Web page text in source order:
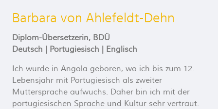
Barbara von Ahlefeldt-Dehn
Diplom-Übersetzerin, BDÜ
Deutsch | Portugiesisch | Englisch
Ich wurde in Angola geboren, wo ich bis zum 12.
Lebensjahr mit Portugiesisch als zweiter
Muttersprache aufwuchs. Daher bin ich mit der
portugiesischen Sprache und Kultur sehr vertraut.